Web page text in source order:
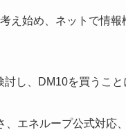
え始め、ネットで情
し、DM10を買うこと
、エネループ公式対応